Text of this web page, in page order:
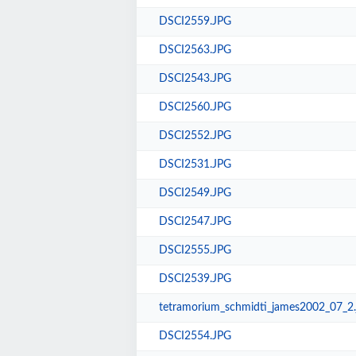
DSCI2559.JPG
DSCI2563.JPG
DSCI2543.JPG
DSCI2560.JPG
DSCI2552.JPG
DSCI2531.JPG
DSCI2549.JPG
DSCI2547.JPG
DSCI2555.JPG
DSCI2539.JPG
DSCI2554.JPG